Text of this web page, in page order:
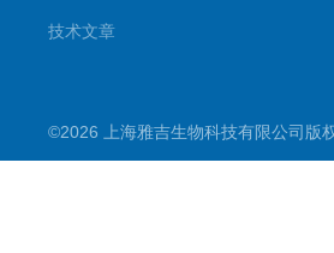
技术文章
©2026 上海雅吉生物科技有限公司